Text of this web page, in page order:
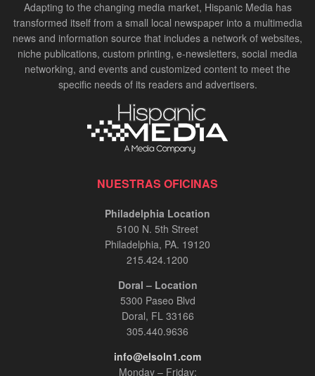
Adapting to the changing media market, Hispanic Media has
transformed itself from a small local newspaper into a multimedia
news and information source that includes a network of websites,
niche publications, custom printing, e-newsletters, social media
networking, and events and customized content to meet the
specific needs of its readers and advertisers.
NUESTRAS OFICINAS
Philadelphia Location
5100 N. 5th Street
Philadelphia, PA. 19120
215.424.1200
Doral – Location
5300 Paseo Blvd
Doral, FL 33166
305.440.9636
info@elsoln1.com
Monday – Friday: